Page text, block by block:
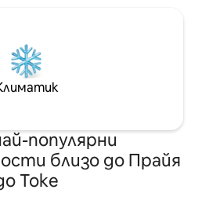
популярни
близо до Прайя
Токе